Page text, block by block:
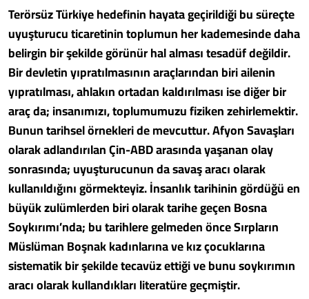
Terörsüz Türkiye hedefinin hayata geçirildiği bu süreçte
uyuşturucu ticaretinin toplumun her kademesinde daha
belirgin bir şekilde görünür hal alması tesadüf değildir.
Bir devletin yıpratılmasının araçlarından biri ailenin
yıpratılması, ahlakın ortadan kaldırılması ise diğer bir
araç da; insanımızı, toplumumuzu fiziken zehirlemektir.
Bunun tarihsel örnekleri de mevcuttur. Afyon Savaşları
olarak adlandırılan Çin-ABD arasında yaşanan olay
sonrasında; uyuşturucunun da savaş aracı olarak
kullanıldığını görmekteyiz. İnsanlık tarihinin gördüğü en
büyük zulümlerden biri olarak tarihe geçen Bosna
Soykırımı’nda; bu tarihlere gelmeden önce Sırpların
Müslüman Boşnak kadınlarına ve kız çocuklarına
sistematik bir şekilde tecavüz ettiği ve bunu soykırımın
aracı olarak kullandıkları literatüre geçmiştir.